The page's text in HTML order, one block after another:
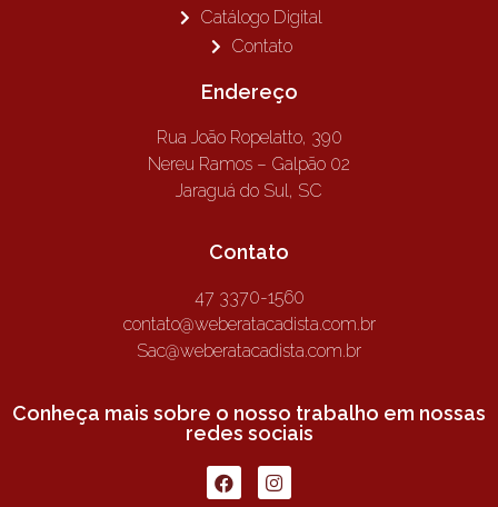
Catálogo Digital
Contato
Endereço
Rua João Ropelatto, 390
Nereu Ramos – Galpão 02
Jaraguá do Sul, SC
Contato
47 3370-1560
contato@weberatacadista.com.br
Sac@weberatacadista.com.br
Conheça mais sobre o nosso trabalho em nossas
redes sociais